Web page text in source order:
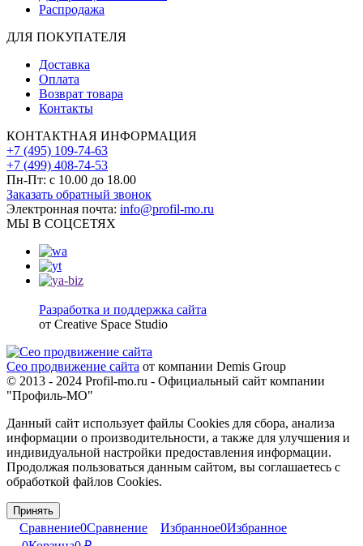
Распродажа
ДЛЯ ПОКУПАТЕЛЯ
Доставка
Оплата
Возврат товара
Контакты
КОНТАКТНАЯ ИНФОРМАЦИЯ
+7 (495) 109-74-63
+7 (499) 408-74-53
Пн-Пт: с 10.00 до 18.00
Заказать обратный звонок
Электронная почта: info@profil-mo.ru
МЫ В СОЦСЕТЯХ
Разработка и поддержка сайта
от Creative Space Studio
Сео продвижение сайта от компании Demis Group
© 2013 - 2024 Profil-mo.ru - Официальный сайт компании
"Профиль-МО"
Данный сайт использует файлы Cookies для сбора, анализа
информации о производительности, а также для улучшения и
индивидуальной настройки предоставления информации.
Продолжая пользоваться данным сайтом, вы соглашаетесь с
обработкой файлов Cookies.
Принять
Сравнение0Сравнение Избранное0Избранное